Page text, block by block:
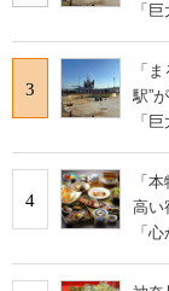
「
3
「
駅”
「
4
「
高い
「